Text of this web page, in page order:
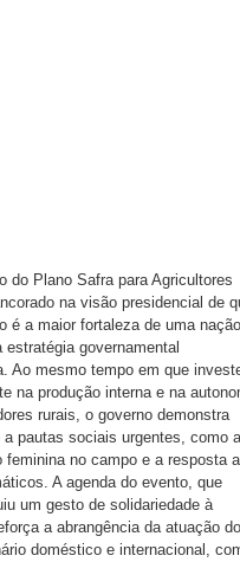
do Plano Safra para Agricultores
na visão presidencial de
é a maior fortaleza de uma
estratégia governamental
Ao mesmo tempo em que
na produção interna e na
rurais, o governo demonstra
a pautas sociais urgentes, como a
feminina no campo e a resposta
A agenda do evento, que
um gesto de solidariedade à
a abrangência da atuação do
doméstico e internacional,